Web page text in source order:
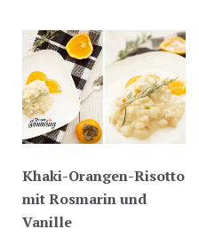
Khaki-Orangen-Risotto
mit Rosmarin und
Vanille